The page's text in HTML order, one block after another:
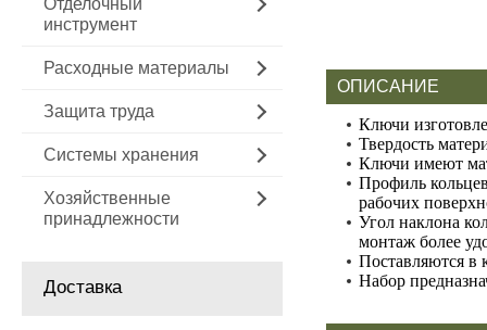
Отделочный
инструмент
Расходные материалы
Защита труда
Системы хранения
Хозяйственные
принадлежности
Доставка
ОПИСАНИЕ
Ключи
Твердость
Ключи имеют
Профиль
рабочих
Угол наклона
монтаж более
Поставляются в
Набор